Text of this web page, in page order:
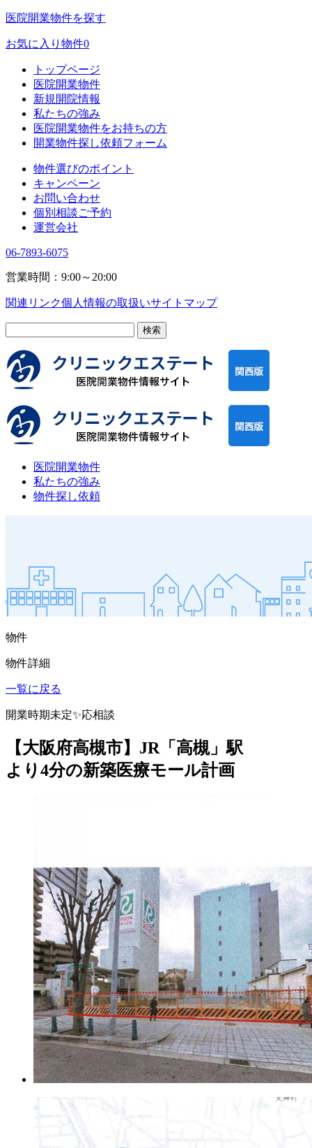
医院開業物件を探す
お気に入り物件0
トップページ
医院開業物件
新規開院情報
私たちの強み
医院開業物件をお持ちの方
開業物件探し依頼フォーム
物件選びのポイント
キャンペーン
お問い合わせ
個別相談ご予約
運営会社
06-7893-6075
営業時間：9:00～20:00
関連リンク個人情報の取扱いサイトマップ
医院開業物件
私たちの強み
物件探し依頼
物件
物件詳細
一覧に戻る
開業時期未定✨応相談
【大阪府高槻市】JR「高槻」駅
より4分の新築医療モール計画